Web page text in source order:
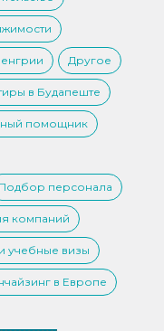
Другое
в Будапеште
помощник
Подбор персонала
компаний
учебные визы
в Европе